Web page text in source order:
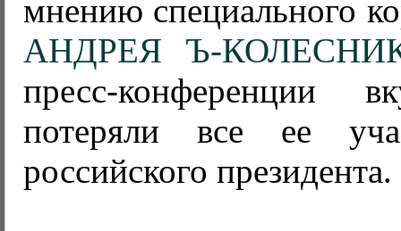
мнению специального
АНДРЕЯ Ъ-
пресс-конференции
потеряли все ее
российского президента.